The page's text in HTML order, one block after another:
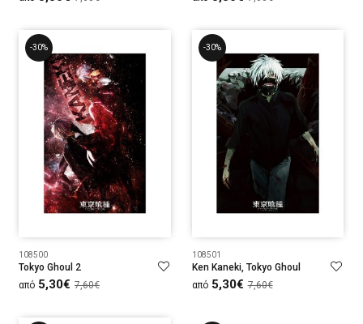
-30%
108500
Tokyo Ghoul 2
από 5,30€ 7,60€
-30%
108501
Ken Kaneki, Tokyo Ghoul
από 5,30€ 7,60€